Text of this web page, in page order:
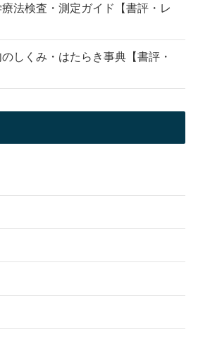
療法検査・測定ガイド【書評・レ
のしくみ・はたらき事典【書評・